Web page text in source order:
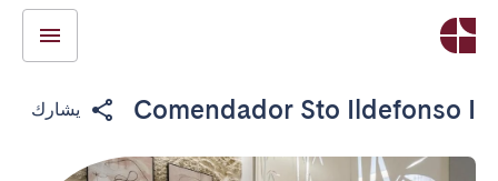
Comendador Sto Ildefonso I يشارك